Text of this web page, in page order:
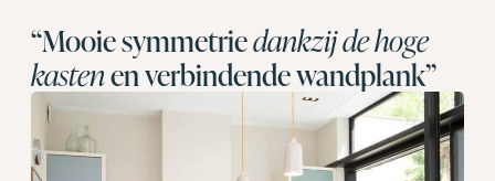
“Mooie symmetriedankzij de hoge
kastenen verbindende wandplank”